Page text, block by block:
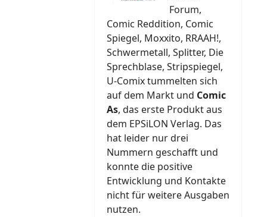
Forum,
Comic Reddition, Comic
Spiegel, Moxxito, RRAAH!,
Schwermetall, Splitter, Die
Sprechblase, Stripspiegel,
U-Comix tummelten sich
auf dem Markt und Comic
As, das erste Produkt aus
dem EPSiLON Verlag. Das
hat leider nur drei
Nummern geschafft und
konnte die positive
Entwicklung und Kontakte
nicht für weitere Ausgaben
nutzen.